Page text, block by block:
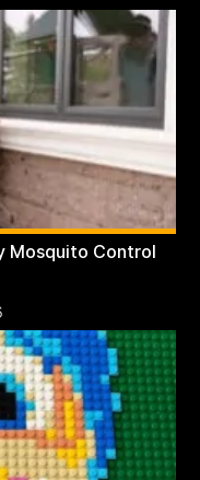
Mosquito Control